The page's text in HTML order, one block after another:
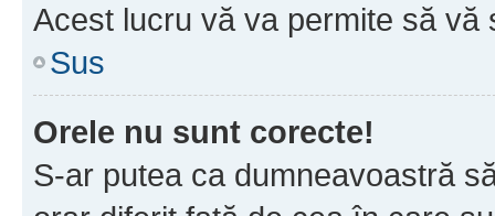
Acest lucru vă va permite să vă
Sus
Orele nu sunt corecte!
S-ar putea ca dumneavoastră